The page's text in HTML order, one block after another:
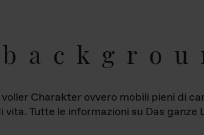
Charakter ovvero mobili pieni di
vita. Tutte le informazioni su Das